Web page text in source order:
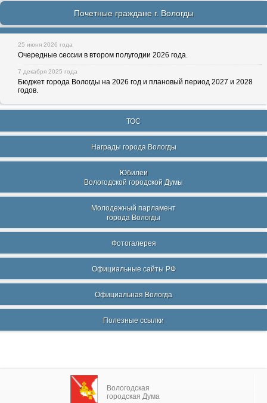
Почетные граждане г. Вологды
25 июня 2026 года
Очередные сессии в втором полугодии 2026 года.
7 декабря 2025 года
Бюджет города Вологды на 2026 год и плановый период 2027 и 2028
годов.
ТОС
Награды города Вологды
Юбилеи
Вологодской городской Думы
Молодежный парламент
города Вологды
Фотогалерея
Официальные сайты РФ
Официальная Вологда
Полезные ссылки
Вологодская
городская Дума